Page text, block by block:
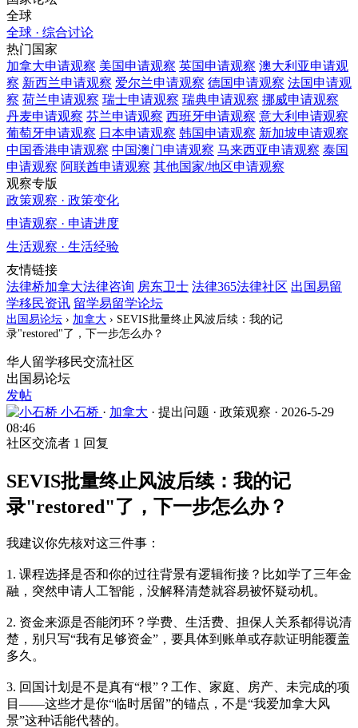
全球
全球 · 综合讨论
热门国家
加拿大申请观察 美国申请观察 英国申请观察 澳大利亚申请观
察 新西兰申请观察 爱尔兰申请观察 德国申请观察 法国申请观
察 荷兰申请观察 瑞士申请观察 瑞典申请观察 挪威申请观察
丹麦申请观察 芬兰申请观察 西班牙申请观察 意大利 申请观察
葡萄牙申请观察 日本申请观察 韩国申请观察 新加坡申请观察
中国香港申请观察 中国澳门申请观察 马来西亚申请观察 泰国
申请观察 阿联酋申请观察 其他国家/地区申请观察
观察专版
政策观察 · 政策变化
申请观察 · 申请进度
生活观察 · 生活经验
友情链接
法律桥加拿大法律咨询 房东卫士 法律365法律社区 出国易留
学移民资讯 留学易留学论坛
出国易论坛 › 加拿大 › SEVIS批量终止风波后续：我的记
录"restored"了，下一步怎么办？
华人留学移民交流社区
出国易论坛
发帖
小石桥 · 加拿大 · 提出问题 · 政策观察 · 2026-5-29
08:46
社区交流者 1 回复
SEVIS批量终止风波后续：我的记
录"restored"了，下一步怎么办？
我建议你先核对这三件事：
1. 课程选择是否和你的过往背景有逻辑衔接？比如学了三年金
融，突然申请人工智能，没解释清楚就容易被怀疑动机。
2. 资金来源是否能闭环？学费、生活费、担保人关系都得说清
楚，别只写“我有足够资金”，要具体到账单或存款证明能覆盖
多久。
3. 回国计划是不是真有“根”？工作、家庭、房产、未完成的项
目——这些才是你“临时居留”的锚点，不是“我爱加拿大风
景”这种话能代替的。